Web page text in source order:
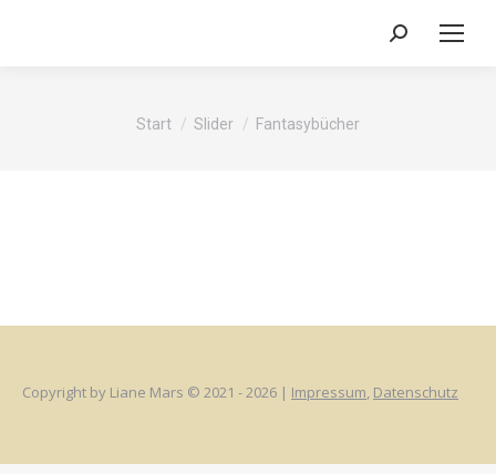
Search:
Sie befinden sich hier:
Start Slider Fantasybücher
Copyright by Liane Mars © 2021 - 2026 | Impressum, Datenschutz